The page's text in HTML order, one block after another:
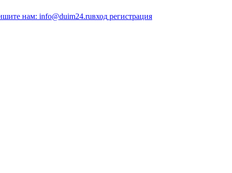
нам: info@duim24.ruвход регистрация